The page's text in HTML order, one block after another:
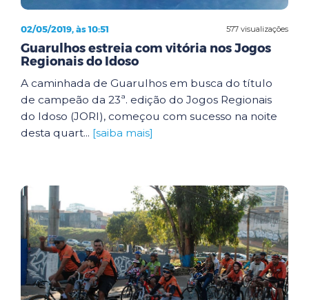
577 visualizações
02/05/2019, às 10:51
Guarulhos estreia com vitória nos Jogos
Regionais do Idoso
A caminhada de Guarulhos em busca do título
de campeão da 23ª. edição do Jogos Regionais
do Idoso (JORI), começou com sucesso na noite
desta quart... [saiba mais]